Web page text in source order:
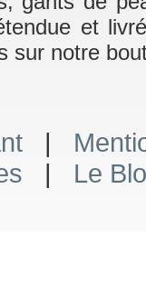
et
sur notre
|
| Le